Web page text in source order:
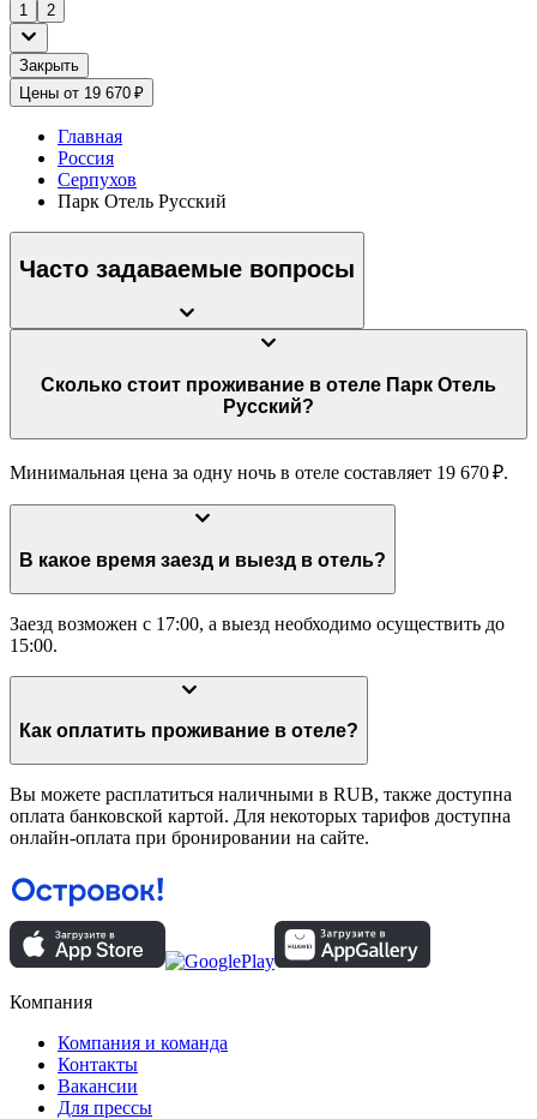
1 2
Закрыть
Цены от 19 670 ₽
Главная
Россия
Серпухов
Парк Отель Русский
Часто задаваемые вопросы
Сколько стоит проживание в отеле Парк Отель
Русский?
Минимальная цена за одну ночь в отеле составляет 19 670 ₽.
В какое время заезд и выезд в отель?
Заезд возможен с 17:00, а выезд необходимо осуществить до
15:00.
Как оплатить проживание в отеле?
Вы можете расплатиться наличными в RUB, также доступна
оплата банковской картой. Для некоторых тарифов доступна
онлайн-оплата при бронировании на сайте.
Компания
Компания и команда
Контакты
Вакансии
Для прессы